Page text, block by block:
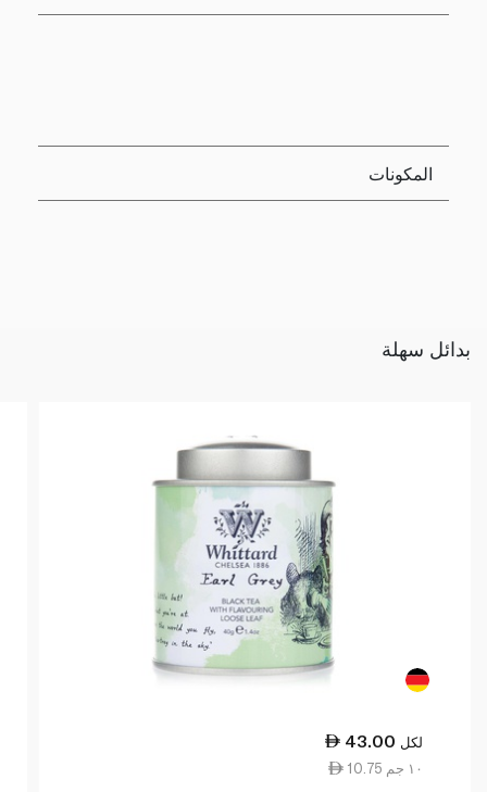
المكونات
بدائل سهلة
43.00 لكل
10.75 ١٠ جم